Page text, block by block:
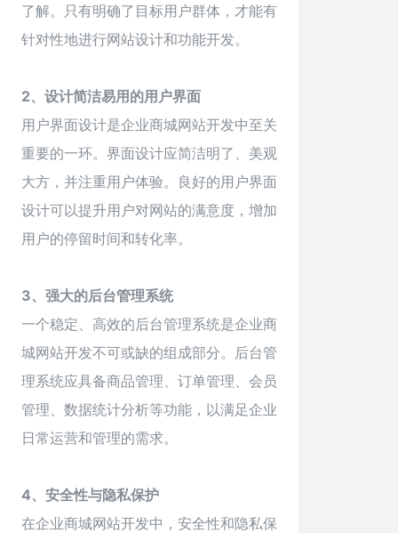
了解。只有明确了目标用户群体，才能有
针对性地进行网站设计和功能开发。
2、设计简洁易用的用户界面
用户界面设计是企业商城网站开发中至关
重要的一环。界面设计应简洁明了、美观
大方，并注重用户体验。良好的用户界面
设计可以提升用户对网站的满意度，增加
用户的停留时间和转化率。
3、强大的后台管理系统
一个稳定、高效的后台管理系统是企业商
城网站开发不可或缺的组成部分。后台管
理系统应具备商品管理、订单管理、会员
管理、数据统计分析等功能，以满足企业
日常运营和管理的需求。
4、安全性与隐私保护
在企业商城网站开发中，安全性和隐私保